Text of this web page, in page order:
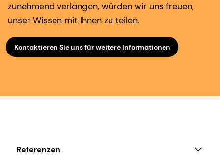
zunehmend verlangen, würden wir uns freuen,
unser Wissen mit Ihnen zu teilen.
Kontaktieren Sie uns für weitere Informationen
Referenzen